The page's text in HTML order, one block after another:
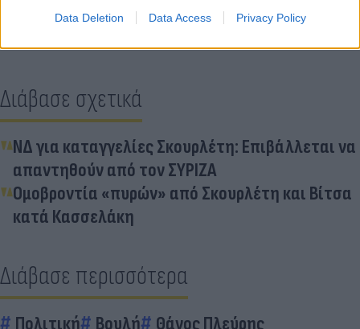
Data Deletion Data Access Privacy Policy
Διάβασε σχετικά
ΝΔ για καταγγελίες Σκουρλέτη: Επιβάλλεται να
απαντηθούν από τον ΣΥΡΙΖΑ
Ομοβροντία «πυρών» από Σκουρλέτη και Βίτσα
κατά Κασσελάκη
Διάβασε περισσότερα
Πολιτική Βουλή
Θάνος Πλεύρης